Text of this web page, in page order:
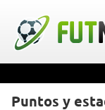
Puntos y